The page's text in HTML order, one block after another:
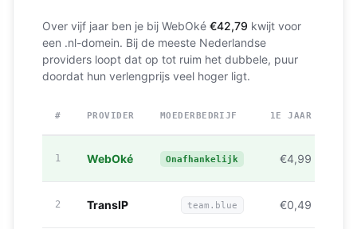
Over vijf jaar ben je bij WebOké €42,79 kwijt voor
een .nl-domein. Bij de meeste Nederlandse
providers loopt dat op tot ruim het dubbele, puur
doordat hun verlengprijs veel hoger ligt.
# PROVIDER MOEDERBEDRIJF 1E JAAR
1 WebOké Onafhankelijk €4,99
2 TransIP team.blue €0,49